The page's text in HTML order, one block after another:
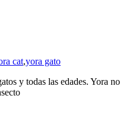
cat,yora gato
y todas las edades. Yora no